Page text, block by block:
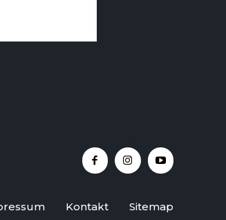
Kontakt Sitemap